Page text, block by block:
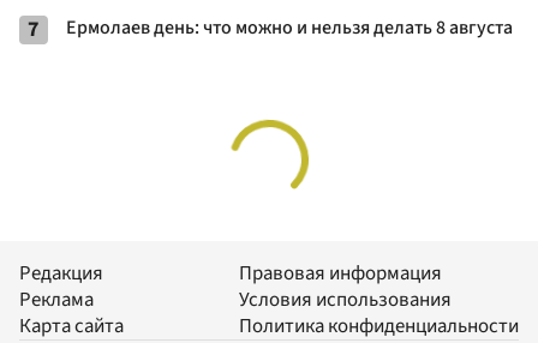
7 Ермолаев день: что можно и нельзя делать 8 августа
Редакция
Реклама
Карта сайта
Правовая информация
Условия использования
Политика конфиденциальности